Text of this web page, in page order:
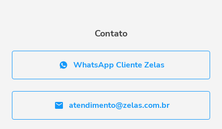
Contato
WhatsApp Cliente Zelas
atendimento@zelas.com.br